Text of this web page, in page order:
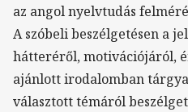
az angol nyelvtudás
A szóbeli beszélgetésen a
hátteréről, motivációjáról,
ajánlott irodalomban
választott témáról